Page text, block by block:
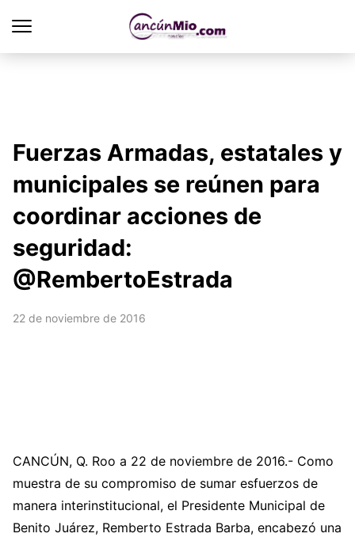
Fuerzas Armadas, estatales y
municipales se reúnen para
coordinar acciones de
seguridad:
@RembertoEstrada
22 de noviembre de 2016
CANCÚN, Q. Roo a 22 de noviembre de 2016.- Como
muestra de su compromiso de sumar esfuerzos de
manera interinstitucional, el Presidente Municipal de
Benito Juárez, Remberto Estrada Barba, encabezó una